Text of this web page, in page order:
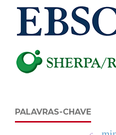
PALAVRAS-CHAVE